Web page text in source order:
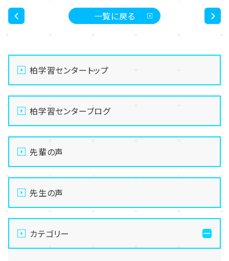
一覧に戻る
柏学習センタートップ
柏学習センターブログ
先輩の声
先生の声
カテゴリー